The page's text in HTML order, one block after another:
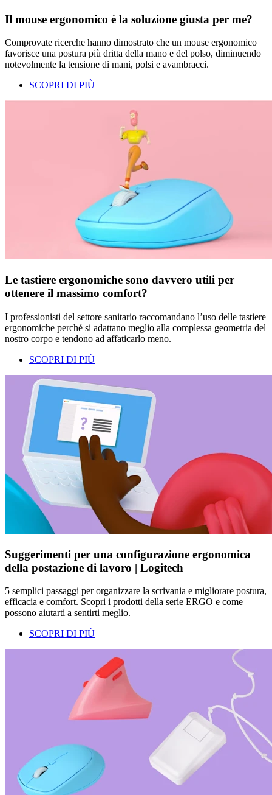
Il mouse ergonomico è la soluzione giusta per me?
Comprovate ricerche hanno dimostrato che un mouse ergonomico
favorisce una postura più dritta della mano e del polso, diminuendo
notevolmente la tensione di mani, polsi e avambracci.
SCOPRI DI PIÙ
Le tastiere ergonomiche sono davvero utili per
ottenere il massimo comfort?
I professionisti del settore sanitario raccomandano l’uso delle tastiere
ergonomiche perché si adattano meglio alla complessa geometria del
nostro corpo e tendono ad affaticarlo meno.
SCOPRI DI PIÙ
Suggerimenti per una configurazione ergonomica
della postazione di lavoro | Logitech
5 semplici passaggi per organizzare la scrivania e migliorare postura,
efficacia e comfort. Scopri i prodotti della serie ERGO e come
possono aiutarti a sentirti meglio.
SCOPRI DI PIÙ